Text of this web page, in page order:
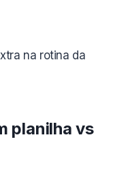
na rotina da
planilha vs